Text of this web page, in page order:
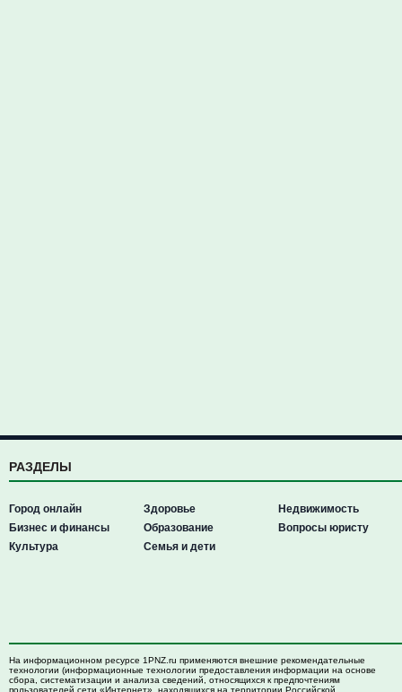
РАЗДЕЛЫ
Город онлайн
Бизнес и финансы
Культура
Здоровье
Образование
Семья и дети
Недвижимость
Вопросы юристу
На информационном ресурсе 1PNZ.ru применяются внешние рекомендательные
технологии (информационные технологии предоставления информации на основе
сбора, систематизации и анализа сведений, относящихся к предпочтениям
пользователей сети «Интернет», находящихся на территории Российской